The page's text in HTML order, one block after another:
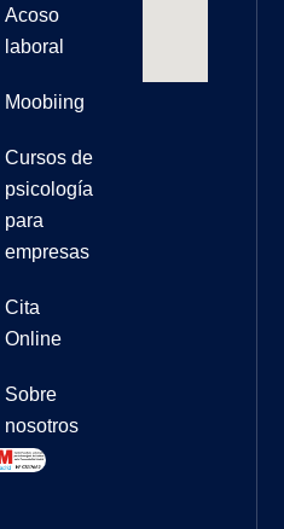
Acoso
laboral
Moobiing
Cursos de
psicología
para
empresas
Cita
Online
Sobre
nosotros